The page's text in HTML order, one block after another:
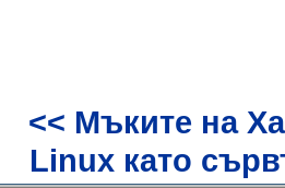
<< Мъките на
Linux като